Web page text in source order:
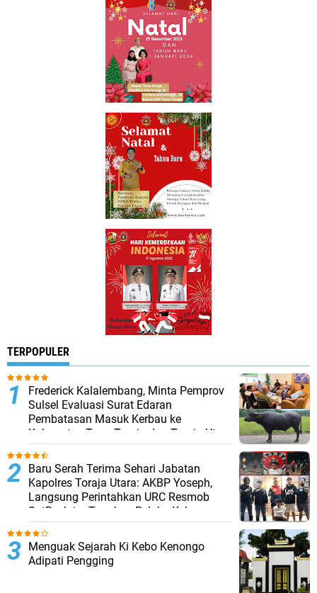
TERPOPULER
Frederick Kalalembang, Minta Pemprov
Sulsel Evaluasi Surat Edaran
Pembatasan Masuk Kerbau ke
Kabupaten Tana Toraja dan Toraja Utara
Baru Serah Terima Sehari Jabatan
Kapolres Toraja Utara: AKBP Yoseph,
Langsung Perintahkan URC Resmob
SatReskrim Tangkap Pelaku Kekerasan
Seksual Anak Di Bawah Umur
Menguak Sejarah Ki Kebo Kenongo
Adipati Pengging